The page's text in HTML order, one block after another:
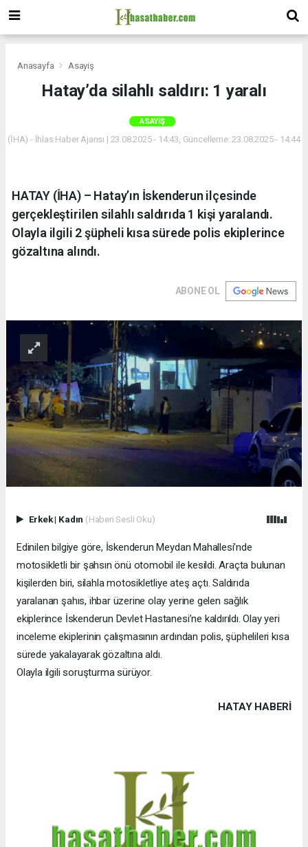
Anasayfa Asayiş
Hatay’da silahlı saldırı: 1 yaralı
ASAYIŞ
(İHA) - İhlas Haber Ajansı | 23.08.2025 - 14:43, Güncelleme: 23.08.2025 - 14:44
HATAY (İHA) – Hatay’ın İskenderun ilçesinde
gerçekleştirilen silahlı saldırıda 1 kişi yaralandı.
Olayla ilgili 2 şüpheli kısa sürede polis ekiplerince
gözaltına alındı.
ABONE OL
Erkek| Kadın (Haberi Sesli Oku)
Edinilen bilgiye göre, İskenderun Meydan Mahallesi’nde
motosikletli bir şahsın önü otomobil ile kesildi. Araçta bulunan
kişilerden biri, silahla motosikletliye ateş açtı. Saldırıda
yaralanan şahıs, ihbar üzerine olay yerine gelen sağlık
ekiplerince İskenderun Devlet Hastanesi’ne kaldırıldı. Olay yeri
inceleme ekiplerinin çalışmasının ardından polis, şüphelileri kısa
sürede yakalayarak gözaltına aldı.
Olayla ilgili soruşturma sürüyor.
HATAY HABERİ